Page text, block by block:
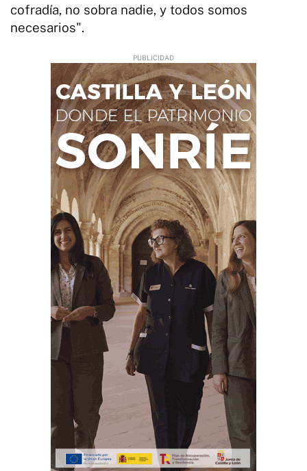
cofradía, no sobra nadie, y todos somos
necesarios".